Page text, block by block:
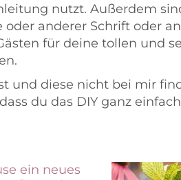
nutzt. Außerdem
anderer Schrift oder
für deine tollen und
und diese nicht bei mir
du das DIY ganz